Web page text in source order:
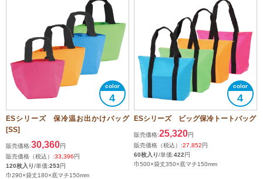
4
ESシリーズ 保冷温お出かけバッグ
[SS]
販売価格:30,360円
販売価格（税込）:33,396円
120枚入り/単価:253円
巾290×袋丈180×底マチ150mm
4
ESシリーズ ビッグ保冷トートバッグ
販売価格:25,320円
販売価格（税込）:27,852円
60枚入り/単価:422円
巾500×袋丈350×底マチ150mm